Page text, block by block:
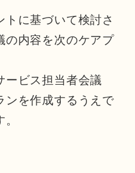
に基づいて検討さ
の内容を次のケアプ
ービス担当者会議
ンを作成するうえで